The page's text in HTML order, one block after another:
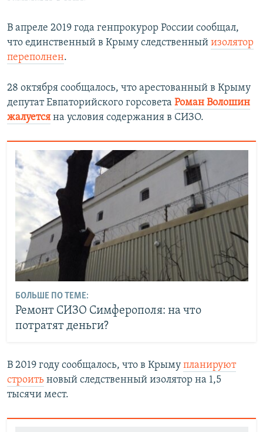
В апреле 2019 года генпрокурор России сообщал,
что единственный в Крыму следственный изолятор
переполнен.
28 октября сообщалось, что арестованный в Крыму
депутат Евпаторийского горсовета Роман Волошин
жалуется на условия содержания в СИЗО.
БОЛЬШЕ ПО ТЕМЕ:
Ремонт СИЗО Симферополя: на что
потратят деньги?
В 2019 году сообщалось, что в Крыму планируют
строить новый следственный изолятор на 1,5
тысячи мест.